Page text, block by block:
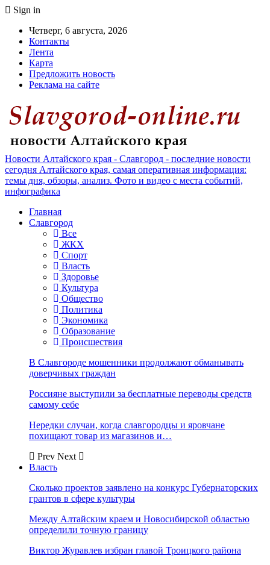
Sign in
Четверг, 6 августа, 2026
Контакты
Лента
Карта
Предложить новость
Реклама на сайте
Новости Алтайского края - Славгород - последние новости
сегодня Алтайского края, самая оперативная информация:
темы дня, обзоры, анализ. Фото и видео с места событий,
инфографика
Главная
Славгород
Все
ЖКХ
Спорт
Власть
Здоровье
Культура
Общество
Политика
Экономика
Образование
Происшествия
В Славгороде мошенники продолжают обманывать
доверчивых граждан
Россияне выступили за бесплатные переводы средств
самому себе
Нередки случаи, когда славгородцы и яровчане
похищают товар из магазинов и…
Prev Next
Власть
Сколько проектов заявлено на конкурс Губернаторских
грантов в сфере культуры
Между Алтайским краем и Новосибирской областью
определили точную границу
Виктор Журавлев избран главой Троицкого района